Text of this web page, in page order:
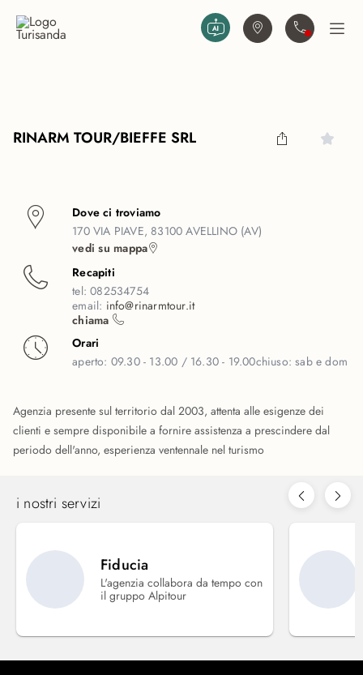
Trova agenziaContattaciApri
RINARM TOUR/BIEFFE SRL
Dove ci troviamo
170 VIA PIAVE, 83100 AVELLINO (AV)
vedi su mappa
Recapiti
tel:082534754
email: info@rinarmtour.it
chiama
Orari
aperto: 09.30 - 13.00 / 16.30 - 19.00chiuso:sab e dom
Agenzia presente sul territorio dal 2003, attenta alle esigenze dei
clienti e sempre disponibile a fornire assistenza a prescindere dal
periodo dell'anno, esperienza ventennale nel turismo
i nostri servizi
Fiducia
L'agenzia collabora da tempo con
il gruppo Alpitour